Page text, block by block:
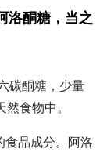
洛酮糖，当之
碳酮糖，少量
食物中。
食品成分。阿洛